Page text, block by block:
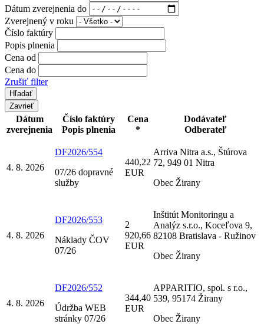
Dátum zverejnenia do
Zverejnený v roku
Číslo faktúry
Popis plnenia
Cena od
Cena do
Zrušiť filter
Zavrieť
Dátum
zverejnenia
Číslo faktúry
Popis plnenia
Cena
*
Dodávateľ
Odberateľ
4. 8. 2026
DF2026/554
07/26 dopravné
služby
440,22
EUR
Arriva Nitra a.s., Štúrova
72, 949 01 Nitra
Obec Žirany
4. 8. 2026
DF2026/553
Náklady ČOV
07/26
2
920,66
EUR
Inštitút Monitoringu a
Analýz s.r.o., Koceľova 9,
82108 Bratislava - Ružinov
Obec Žirany
4. 8. 2026
DF2026/552
Údržba WEB
stránky 07/26
344,40
EUR
APPARITIO, spol. s r.o.,
539, 95174 Žirany
Obec Žirany